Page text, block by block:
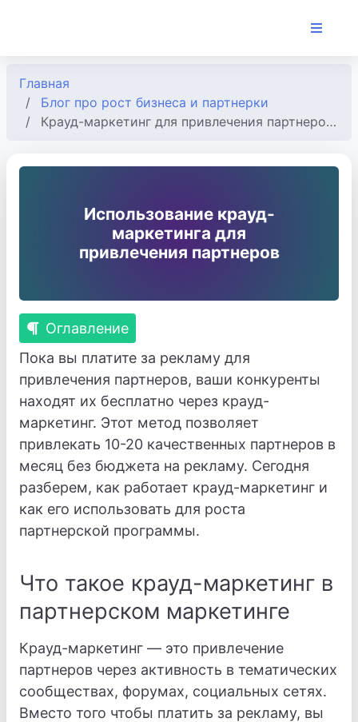
Главная
Блог про рост бизнеса и партнерки
Крауд-маркетинг для привлечения партнеров в партнерскую программу
Использование крауд-
маркетинга для
привлечения партнеров
Оглавление
Пока вы платите за рекламу для
привлечения партнеров, ваши конкуренты
находят их бесплатно через крауд-
маркетинг. Этот метод позволяет
привлекать 10-20 качественных партнеров в
месяц без бюджета на рекламу. Сегодня
разберем, как работает крауд-маркетинг и
как его использовать для роста
партнерской программы.
Что такое крауд-маркетинг в
партнерском маркетинге
Крауд-маркетинг — это привлечение
партнеров через активность в тематических
сообществах, форумах, социальных сетях.
Вместо того чтобы платить за рекламу, вы